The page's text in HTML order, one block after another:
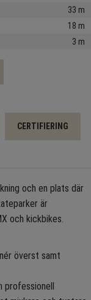
33 m
18 m
3 m
CERTIFIERING
och en plats där
är
och kickbikes.
överst samt
professionell